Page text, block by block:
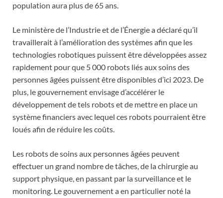
population aura plus de 65 ans.
Le ministère de l’Industrie et de l’Énergie a déclaré qu’il
travaillerait à l’amélioration des systèmes afin que les
technologies robotiques puissent être développées assez
rapidement pour que 5 000 robots liés aux soins des
personnes âgées puissent être disponibles d’ici 2023. De
plus, le gouvernement envisage d’accélérer le
développement de tels robots et de mettre en place un
système financiers avec lequel ces robots pourraient être
loués afin de réduire les coûts.
Les robots de soins aux personnes âgées peuvent
effectuer un grand nombre de tâches, de la chirurgie au
support physique, en passant par la surveillance et le
monitoring. Le gouvernement a en particulier noté la